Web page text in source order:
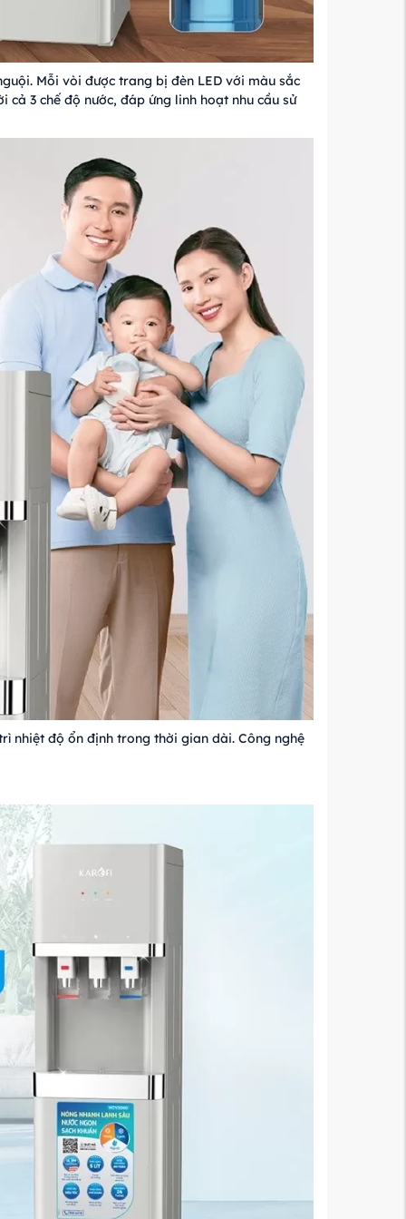
Mỗi vòi được trang bị đèn LED với màu sắc
3 chế độ nước, đáp ứng linh hoạt nhu cầu sử
nhiệt độ ổn định trong thời gian dài. Công nghệ